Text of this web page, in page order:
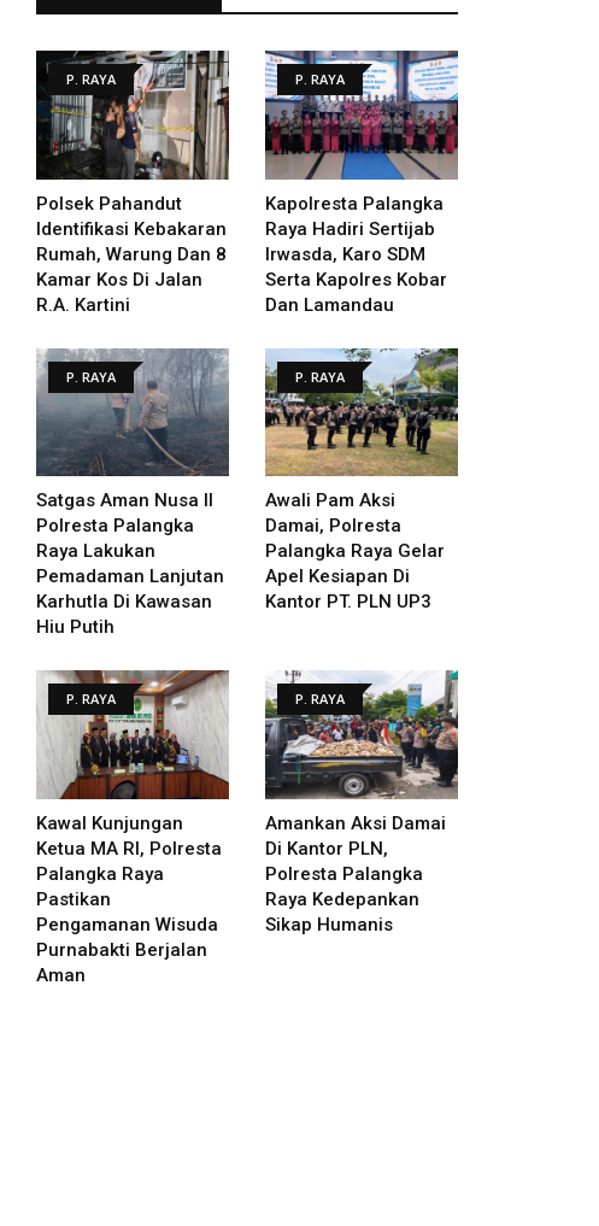
P. RAYA
Polsek Pahandut
Identifikasi Kebakaran
Rumah, Warung Dan 8
Kamar Kos Di Jalan
R.A. Kartini
P. RAYA
Kapolresta Palangka
Raya Hadiri Sertijab
Irwasda, Karo SDM
Serta Kapolres Kobar
Dan Lamandau
P. RAYA
Satgas Aman Nusa II
Polresta Palangka
Raya Lakukan
Pemadaman Lanjutan
Karhutla Di Kawasan
Hiu Putih
P. RAYA
Awali Pam Aksi
Damai, Polresta
Palangka Raya Gelar
Apel Kesiapan Di
Kantor PT. PLN UP3
P. RAYA
Kawal Kunjungan
Ketua MA RI, Polresta
Palangka Raya
Pastikan
Pengamanan Wisuda
Purnabakti Berjalan
Aman
P. RAYA
Amankan Aksi Damai
Di Kantor PLN,
Polresta Palangka
Raya Kedepankan
Sikap Humanis